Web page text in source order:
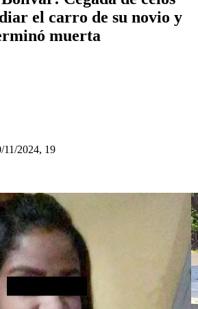
el carro de su novio y
muerta
11/2024, 19